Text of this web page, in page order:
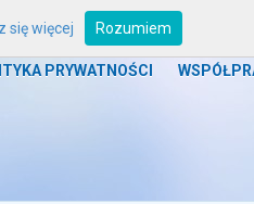
PROGRAMY BOUNTY
PRYWATNOŚCI
się więcej Rozumiem